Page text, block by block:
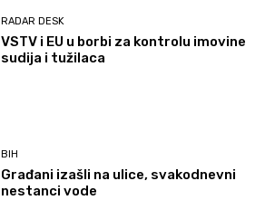
RADAR DESK
VSTV i EU u borbi za kontrolu imovine
sudija i tužilaca
BIH
Građani izašli na ulice, svakodnevni
nestanci vode